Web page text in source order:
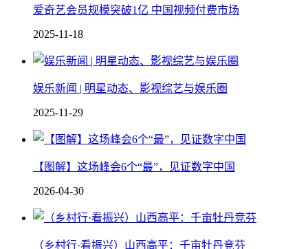
爱奇艺会员规模突破1亿 中国视频付费市场
2025-11-18
娱乐新闻 | 明星动态、影视综艺与娱乐圈
2025-11-29
【图解】这场峰会6个“最”，见证数字中国
2026-04-30
（乡村行·看振兴）山西高平：千亩牡丹竞芬